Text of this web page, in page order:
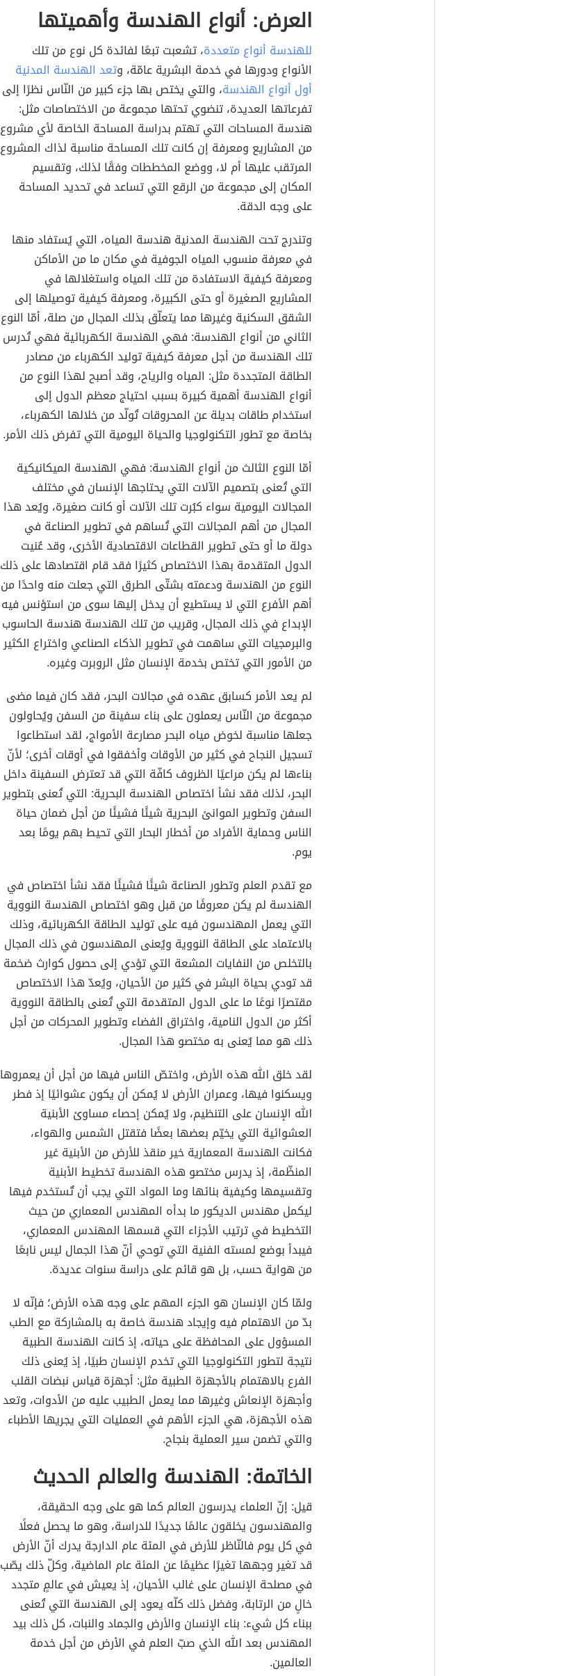
العرض: أنواع الهندسة وأهميتها
للهندسة أنواع متعددة، تشعبت تبعًا لفائدة كل نوع من تلك
الأنواع ودورها في خدمة البشرية عامّة، وتعد الهندسة المدنية
أول أنواع الهندسة، والتي يختص بها جزء كبير من النّاس نظرًا إلى
تفرعاتها العديدة، تنضوي تحتها مجموعة من الاختصاصات مثل:
هندسة المساحات التي تهتم بدراسة المساحة الخاصة لأي مشروع
من المشاريع ومعرفة إن كانت تلك المساحة مناسبة لذاك المشروع
المرتقب عليها أم لا، ووضع المخططات وفقًا لذلك، وتقسيم
المكان إلى مجموعة من الرقع التي تساعد في تحديد المساحة
على وجه الدقة.
وتندرج تحت الهندسة المدنية هندسة المياه، التي يُستفاد منها
في معرفة منسوب المياه الجوفية في مكان ما من الأماكن
ومعرفة كيفية الاستفادة من تلك المياه واستغلالها في
المشاريع الصغيرة أو حتى الكبيرة، ومعرفة كيفية توصيلها إلى
الشقق السكنية وغيرها مما يتعلّق بذلك المجال من صلة، أمّا النوع
الثاني من أنواع الهندسة: فهي الهندسة الكهربائية فهي تُدرس
تلك الهندسة من أجل معرفة كيفية توليد الكهرباء من مصادر
الطاقة المتجددة مثل: المياه والرياح، وقد أصبح لهذا النوع من
أنواع الهندسة أهمية كبيرة بسبب احتياج معظم الدول إلى
استخدام طاقات بديلة عن المحروقات تُولّد من خلالها الكهرباء،
بخاصة مع تطور التكنولوجيا والحياة اليومية التي تفرض ذلك الأمر.
أمّا النوع الثالث من أنواع الهندسة: فهي الهندسة الميكانيكية
التي تُعنى بتصميم الآلات التي يحتاجها الإنسان في مختلف
المجالات اليومية سواء كبُرت تلك الآلات أو كانت صغيرة، ويُعد هذا
المجال من أهم المجالات التي تُساهم في تطوير الصناعة في
دولة ما أو حتى تطوير القطاعات الاقتصادية الأخرى، وقد عُنيت
الدول المتقدمة بهذا الاختصاص كثيرًا فقد قام اقتصادها على ذلك
النوع من الهندسة ودعمته بشتّى الطرق التي جعلت منه واحدًا من
أهم الأفرع التي لا يستطيع أن يدخل إليها سوى من استؤنس فيه
الإبداع في ذلك المجال، وقريب من تلك الهندسة هندسة الحاسوب
والبرمجيات التي ساهمت في تطوير الذكاء الصناعي واختراع الكثير
من الأمور التي تختص بخدمة الإنسان مثل الروبرت وغيره.
لم يعد الأمر كسابق عهده في مجالات البحر، فقد كان فيما مضى
مجموعة من النّاس يعملون على بناء سفينة من السفن ويُحاولون
جعلها مناسبة لخوض مياه البحر مصارعة الأمواج، لقد استطاعوا
تسجيل النجاح في كثير من الأوقات وأخفقوا في أوقات أخرى؛ لأنّ
بناءها لم يكن مراعيًا الظروف كافّة التي قد تعترض السفينة داخل
البحر، لذلك فقد نشأ اختصاص الهندسة البحرية: التي تُعنى بتطوير
السفن وتطوير الموانئ البحرية شيئًا فشيئًا من أجل ضمان حياة
الناس وحماية الأفراد من أخطار البحار التي تحيط بهم يومًا بعد
يوم.
مع تقدم العلم وتطور الصناعة شيئًا فشيئًا فقد نشأ اختصاص في
الهندسة لم يكن معروفًا من قبل وهو اختصاص الهندسة النووية
التي يعمل المهندسون فيه على توليد الطاقة الكهربائية، وذلك
بالاعتماد على الطاقة النووية ويُعنى المهندسون في ذلك المجال
بالتخلص من النفايات المشعة التي تؤدي إلى حصول كوارث ضخمة
قد تودي بحياة البشر في كثير من الأحيان، ويُعدّ هذا الاختصاص
مقتصرًا نوعًا ما على الدول المتقدمة التي تُعنى بالطاقة النووية
أكثر من الدول النامية، واختراق الفضاء وتطوير المحركات من أجل
ذلك هو مما يُعنى به مختصو هذا المجال.
لقد خلق الله هذه الأرض، واختصّ الناس فيها من أجل أن يعمروها
ويسكنوا فيها، وعمران الأرض لا يُمكن أن يكون عشوائيًا إذ فطر
الله الإنسان على التنظيم، ولا يُمكن إحصاء مساوئ الأبنية
العشوائية التي يخيّم بعضها بعضًا فتقتل الشمس والهواء،
فكانت الهندسة المعمارية خير منقذ للأرض من الأبنية غير
المنظّمة، إذ يدرس مختصو هذه الهندسة تخطيط الأبنية
وتقسيمها وكيفية بنائها وما المواد التي يجب أن تٌستخدم فيها
ليكمل مهندس الديكور ما بدأه المهندس المعماري من حيث
التخطيط في ترتيب الأجزاء التي قسمها المهندس المعماري،
فيبدأ بوضع لمسته الفنية التي توحي أنّ هذا الجمال ليس نابعًا
من هواية حسب، بل هو قائم على دراسة سنوات عديدة.
ولمّا كان الإنسان هو الجزء المهم على وجه هذه الأرض؛ فإنّه لا
بدّ من الاهتمام فيه وإيجاد هندسة خاصة به بالمشاركة مع الطب
المسؤول على المحافظة على حياته، إذ كانت الهندسة الطبية
نتيجة لتطور التكنولوجيا التي تخدم الإنسان طبيًا، إذ يُعنى ذلك
الفرع بالاهتمام بالأجهزة الطبية مثل: أجهزة قياس نبضات القلب
وأجهزة الإنعاش وغيرها مما يعمل الطبيب عليه من الأدوات، وتعد
هذه الأجهزة، هي الجزء الأهم في العمليات التي يجريها الأطباء
والتي تضمن سير العملية بنجاح.
الخاتمة: الهندسة والعالم الحديث
قيل: إنّ العلماء يدرسون العالم كما هو على وجه الحقيقة،
والمهندسون يخلقون عالمًا جديدًا للدراسة، وهو ما يحصل فعلًا
في كل يوم فالنّاظر للأرض في المئة عام الدارجة يدرك أنّ الأرض
قد تغير وجهها تغيرًا عظيمًا عن المئة عام الماضية، وكلّ ذلك يصّب
في مصلحة الإنسان على غالب الأحيان، إذ يعيش في عالمٍ متجدد
خالٍ من الرتابة، وفضل ذلك كلّه يعود إلى الهندسة التي تُعنى
ببناء كل شيء: بناء الإنسان والأرض والجماد والنبات، كل ذلك بيد
المهندس بعد الله الذي صبّ العلم في الأرض من أجل خدمة
العالمين.